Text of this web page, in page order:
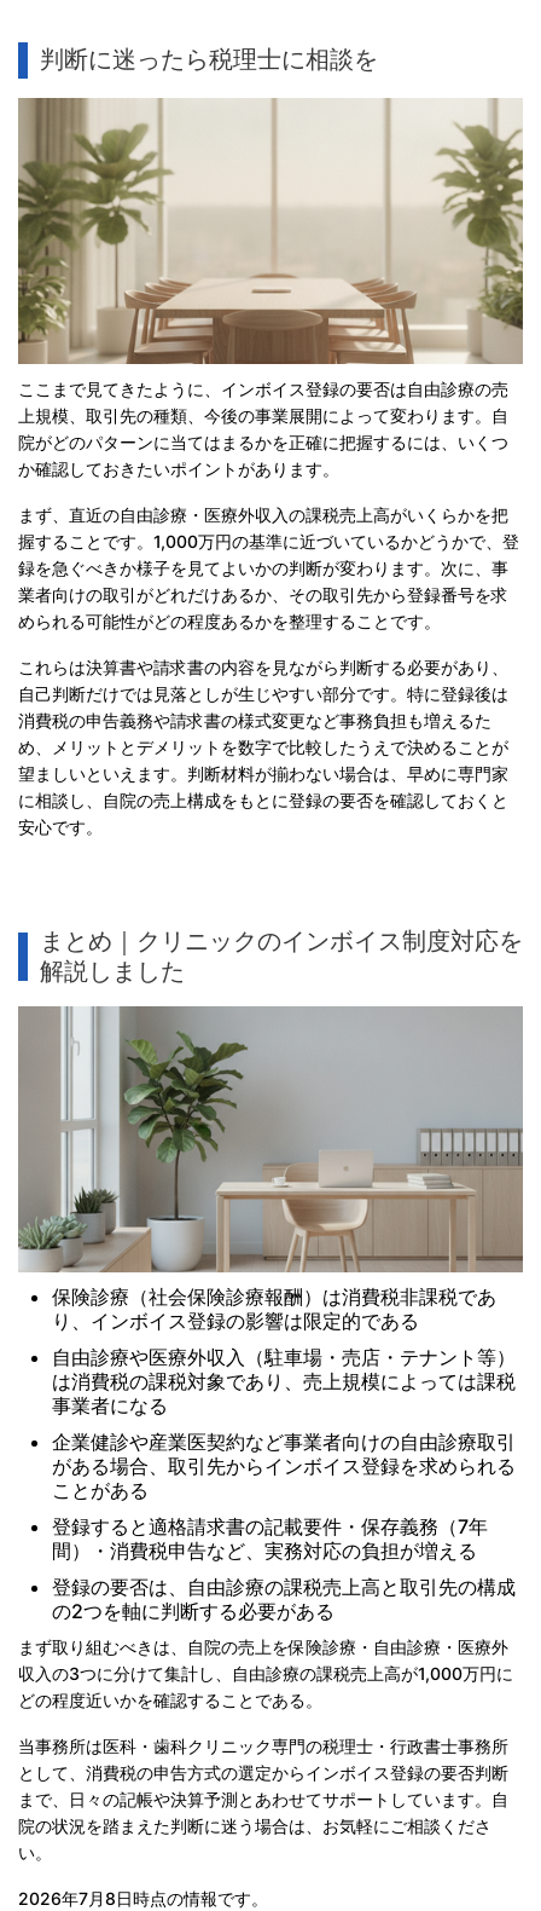
判断に迷ったら税理士に相談を
ここまで見てきたように、インボイス登録の要否は自由診療の売
上規模、取引先の種類、今後の事業展開によって変わります。自
院がどのパターンに当てはまるかを正確に把握するには、いくつ
か確認しておきたいポイントがあります。
まず、直近の自由診療・医療外収入の課税売上高がいくらかを把
握することです。1,000万円の基準に近づいているかどうかで、登
録を急ぐべきか様子を見てよいかの判断が変わります。次に、事
業者向けの取引がどれだけあるか、その取引先から登録番号を求
められる可能性がどの程度あるかを整理することです。
これらは決算書や請求書の内容を見ながら判断する必要があり、
自己判断だけでは見落としが生じやすい部分です。特に登録後は
消費税の申告義務や請求書の様式変更など事務負担も増えるた
め、メリットとデメリットを数字で比較したうえで決めることが
望ましいといえます。判断材料が揃わない場合は、早めに専門家
に相談し、自院の売上構成をもとに登録の要否を確認しておくと
安心です。
まとめ｜クリニックのインボイス制度対応を
解説しました
保険診療（社会保険診療報酬）は消費税非課税であ
り、インボイス登録の影響は限定的である
自由診療や医療外収入（駐車場・売店・テナント等）
は消費税の課税対象であり、売上規模によっては課税
事業者になる
企業健診や産業医契約など事業者向けの自由診療取引
がある場合、取引先からインボイス登録を求められる
ことがある
登録すると適格請求書の記載要件・保存義務（7年
間）・消費税申告など、実務対応の負担が増える
登録の要否は、自由診療の課税売上高と取引先の構成
の2つを軸に判断する必要がある
まず取り組むべきは、自院の売上を保険診療・自由診療・医療外
収入の3つに分けて集計し、自由診療の課税売上高が1,000万円に
どの程度近いかを確認することである。
当事務所は医科・歯科クリニック専門の税理士・行政書士事務所
として、消費税の申告方式の選定からインボイス登録の要否判断
まで、日々の記帳や決算予測とあわせてサポートしています。自
院の状況を踏まえた判断に迷う場合は、お気軽にご相談くださ
い。
2026年7月8日時点の情報です。